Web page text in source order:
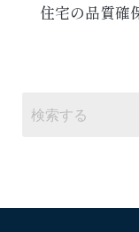
住宅の品質確